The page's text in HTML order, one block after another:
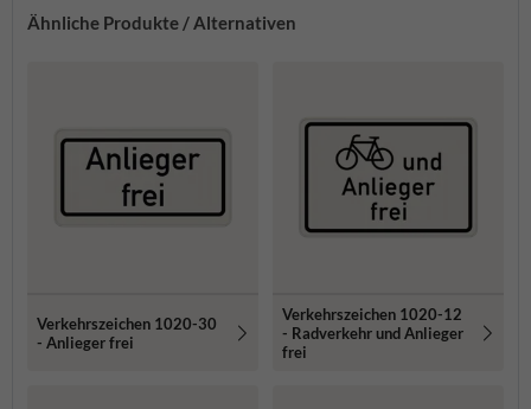
Ähnliche Produkte / Alternativen
Verkehrszeichen 1020-30
- Anlieger frei
Verkehrszeichen 1020-12
- Radverkehr und Anlieger
frei